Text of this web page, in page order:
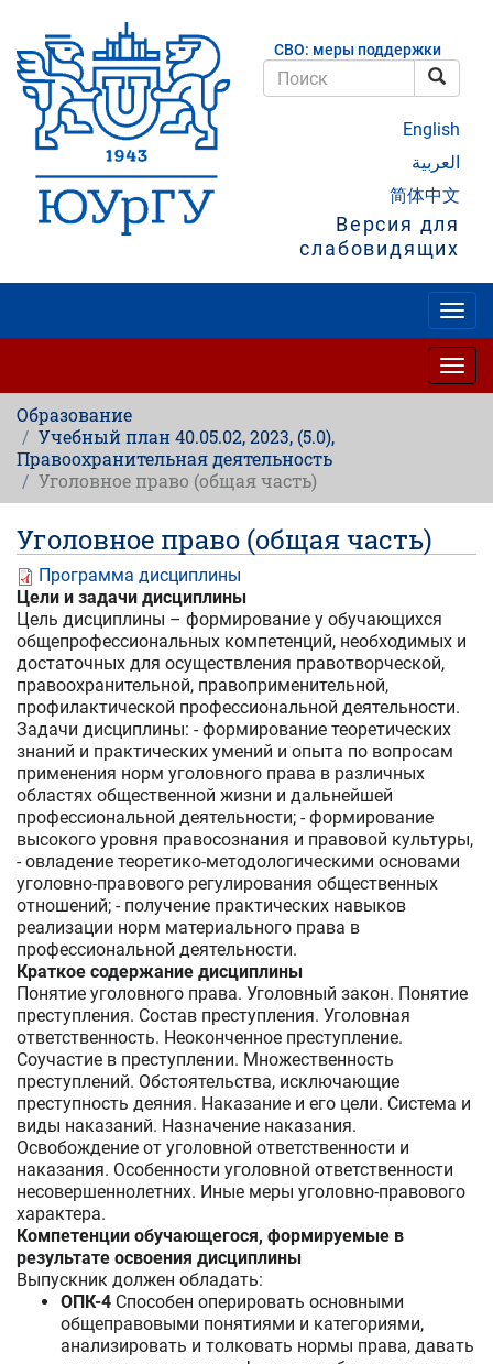
основному
содержанию
СВО: меры поддержки
English
العربية
简体中文
Версия для
слабовидящих
Образование
Учебный план 40.05.02, 2023, (5.0),
Правоохранительная деятельность
Уголовное право (общая часть)
Уголовное право (общая часть)
Программа дисциплины
Цели и задачи дисциплины
Цель дисциплины – формирование у обучающихся
общепрофессиональных компетенций, необходимых и
достаточных для осуществления правотворческой,
правоохранительной, правоприменительной,
профилактической профессиональной деятельности.
Задачи дисциплины: - формирование теоретических
знаний и практических умений и опыта по вопросам
применения норм уголовного права в различных
областях общественной жизни и дальнейшей
профессиональной деятельности; - формирование
высокого уровня правосознания и правовой культуры,
- овладение теоретико-методологическими основами
уголовно-правового регулирования общественных
отношений; - получение практических навыков
реализации норм материального права в
профессиональной деятельности.
Краткое содержание дисциплины
Понятие уголовного права. Уголовный закон. Понятие
преступления. Состав преступления. Уголовная
ответственность. Неоконченное преступление.
Соучастие в преступлении. Множественность
преступлений. Обстоятельства, исключающие
преступность деяния. Наказание и его цели. Система и
виды наказаний. Назначение наказания.
Освобождение от уголовной ответственности и
наказания. Особенности уголовной ответственности
несовершеннолетних. Иные меры уголовно-правового
характера.
Компетенции обучающегося, формируемые в
результате освоения дисциплины
Выпускник должен обладать:
ОПК-4 Способен оперировать основными
общеправовыми понятиями и категориями,
анализировать и толковать нормы права, давать